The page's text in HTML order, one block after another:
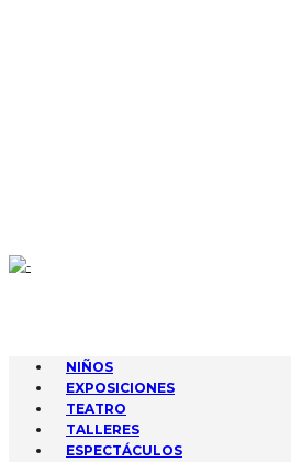
NIÑOS
EXPOSICIONES
TEATRO
TALLERES
ESPECTÁCULOS